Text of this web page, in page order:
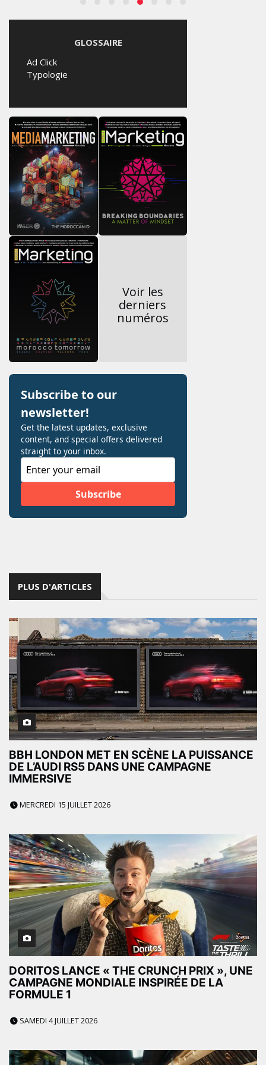
GLOSSAIRE
Ad Click
Typologie
Voir les
derniers
numéros
PLUS D'ARTICLES
BBH LONDON MET EN SCÈNE LA PUISSANCE
DE L’AUDI RS5 DANS UNE CAMPAGNE
IMMERSIVE
MERCREDI 15 JUILLET 2026
DORITOS LANCE « THE CRUNCH PRIX », UNE
CAMPAGNE MONDIALE INSPIRÉE DE LA
FORMULE 1
SAMEDI 4 JUILLET 2026